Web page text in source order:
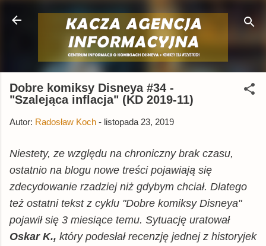
Przejdź do głównej zawartości
Dobre komiksy Disneya #34 -
"Szalejąca inflacja" (KD 2019-11)
Autor: Radosław Koch - listopada 23, 2019
Niestety, ze względu na chroniczny brak czasu,
ostatnio na blogu nowe treści pojawiają się
zdecydowanie rzadziej niż gdybym chciał. Dlatego
też ostatni tekst z cyklu "Dobre komiksy Disneya"
pojawił się 3 miesiące temu. Sytuację uratował
Oskar K., który podesłał recenzję jednej z historyjek